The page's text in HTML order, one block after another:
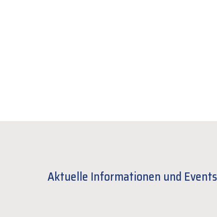
Aktuelle Informationen und Events